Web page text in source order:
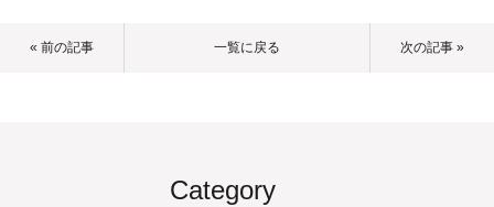
« 前の記事 一覧に戻る 次の記事 »
Category